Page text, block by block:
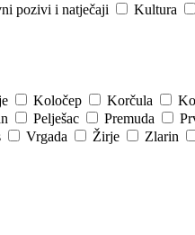
pozivi i natječaji Kultura
Koločep Korčula
Pelješac Premuda
Vrgada Žirje Zlarin